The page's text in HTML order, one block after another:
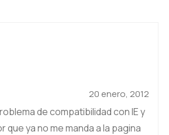
20 enero, 2012
de compatibilidad con IE y
que ya no me manda a la pagina